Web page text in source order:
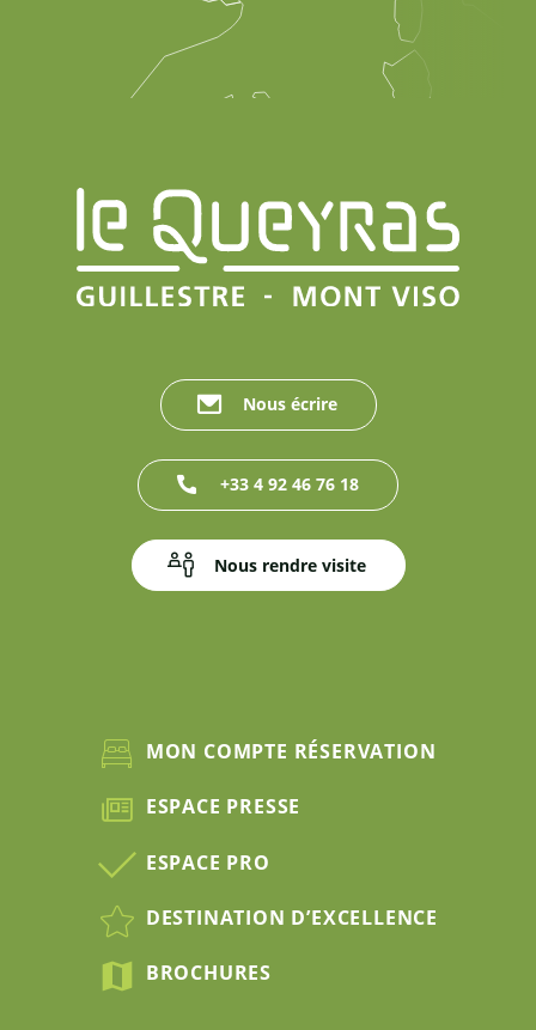
Nous écrire
+33 4 92 46 76 18
Nous rendre visite
MON COMPTE RÉSERVATION
ESPACE PRESSE
ESPACE PRO
DESTINATION D’EXCELLENCE
BROCHURES